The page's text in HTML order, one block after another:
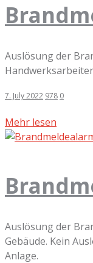
Auslösung der
7. July 2022 978 0
Mehr lesen
Auslösung der
Gebäude. Kein
Anlage.